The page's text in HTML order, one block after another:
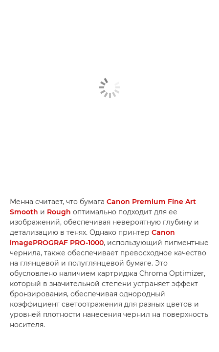
Менна считает, что бумага Canon Premium Fine Art
Smooth и Rough оптимально подходит для ее
изображений, обеспечивая невероятную глубину и
детализацию в тенях. Однако принтер Canon
imagePROGRAF PRO-1000, использующий пигментные
чернила, также обеспечивает превосходное качество
на глянцевой и полуглянцевой бумаге. Это
обусловлено наличием картриджа Chroma Optimizer,
который в значительной степени устраняет эффект
бронзирования, обеспечивая однородный
коэффициент светоотражения для разных цветов и
уровней плотности нанесения чернил на поверхность
носителя.